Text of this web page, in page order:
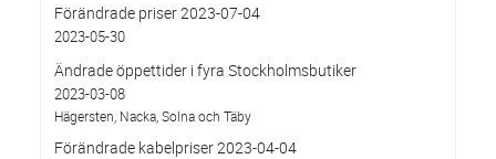
Förändrade priser 2023-07-04
2023-05-30
Ändrade öppettider i fyra Stockholmsbutiker
2023-03-08
Hägersten, Nacka, Solna och Täby
Förändrade kabelpriser 2023-04-04